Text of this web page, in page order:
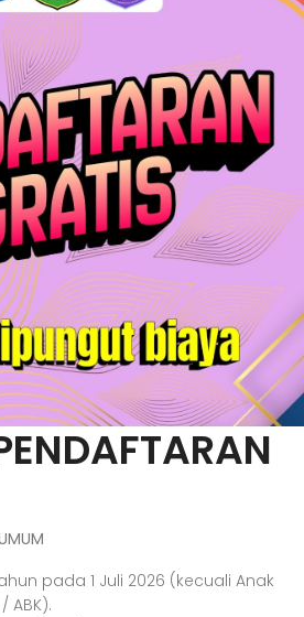
pada 1 Juli 2026 (kecuali Anak
ABK).